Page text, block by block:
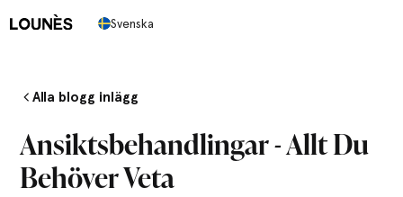
Svenska
Alla blogg inlägg
Ansiktsbehandlingar - Allt Du
Behöver Veta